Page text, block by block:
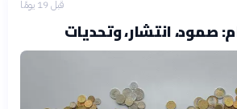
قبل 19 يومًا
صمود، انتشار، وتحديات